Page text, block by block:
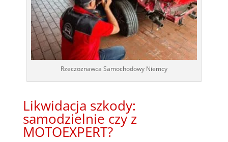
Rzeczoznawca Samochodowy Niemcy
Likwidacja szkody:
samodzielnie czy z
MOTOEXPERT?